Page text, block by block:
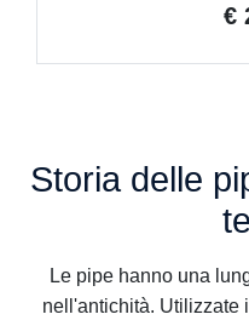
€
Storia delle
Le pipe hanno una
nell'antichità. Utilizzate